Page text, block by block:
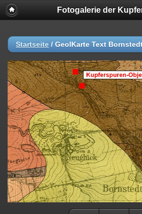
Fotogalerie der
Startseite / GeolKarte Text